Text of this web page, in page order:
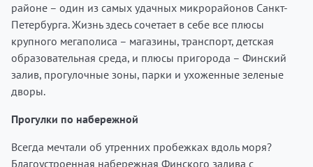
районе – один из самых удачных микрорайонов Санкт-
Петербурга. Жизнь здесь сочетает в себе все плюсы
крупного мегаполиса – магазины, транспорт, детская
образовательная среда, и плюсы пригорода – Финский
залив, прогулочные зоны, парки и ухоженные зеленые
дворы.
Прогулки по набережной
Всегда мечтали об утренних пробежках вдоль моря?
Благоустроенная набережная Финского залива с